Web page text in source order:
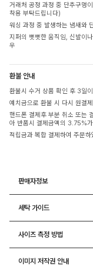
거래처 공정 과정 중 단추구멍
착용 부탁드립니다)
워싱 과정 중 발생하는 냄새와
지퍼의 뻣뻣한 움직임, 신발이
우
환불 안내
환불시 수거 상품 확인 후 3일
예치금으로 환불 시 다시 원결
핸드폰 결제후 부분 취소 또는
아 반품시 결제금액의 3.75%
적립금과 복합 결제하여 주문
판매자정보
세탁 가이드
사이즈 측정 방법
이미지 저작권 안내